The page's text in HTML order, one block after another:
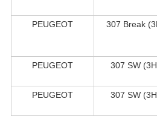
PEUGEOT
307 Break
PEUGEOT
307 SW
PEUGEOT
307 SW